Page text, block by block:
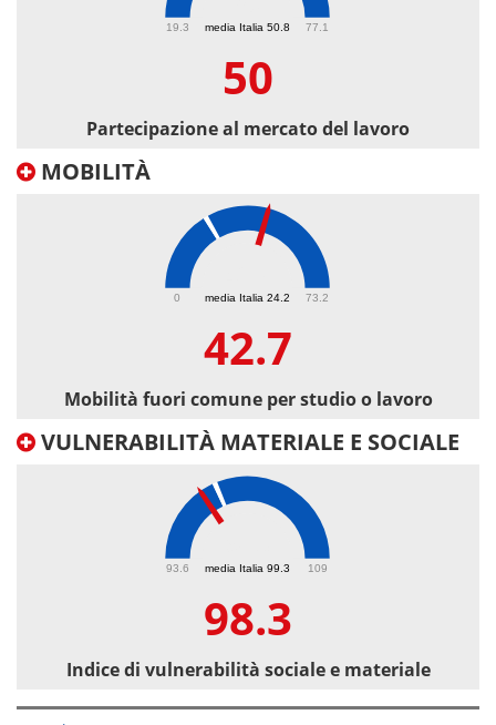
media Italia 50.8
19.3 77.1
50
Partecipazione al mercato del lavoro
MOBILITÀ
media Italia 24.2
0 73.2
42.7
Mobilità fuori comune per studio o lavoro
VULNERABILITÀ MATERIALE E SOCIALE
media Italia 99.3
93.6 109
98.3
Indice di vulnerabilità sociale e materiale